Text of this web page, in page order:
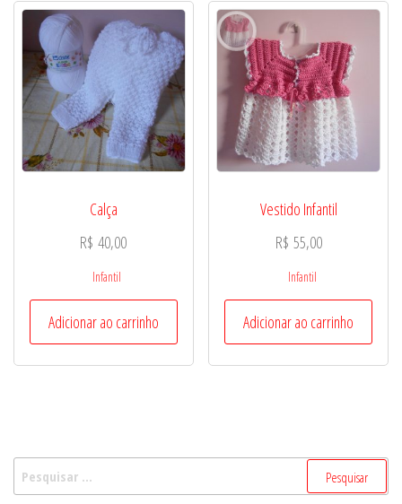
Calça
R$ 40,00
Infantil
Adicionar ao carrinho
Vestido Infantil
R$ 55,00
Infantil
Adicionar ao carrinho
Pesquisar
por: